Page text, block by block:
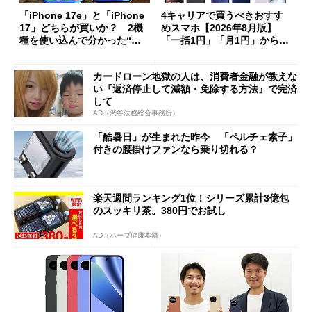
「iPhone 17e」と「iPhone
17」どちらが買いか？ 2機
種を使い込んで分かった“ス
4キャリアで買うべきおすす
めスマホ【2026年8月版】
「一括1円」「月1円」からお
カードローン地獄の人は、消費者金融が教えな
い『返済停止して減額・免除する方法』で完済
して
AD（渋谷法務総合事務所）
「酷暑日」が生まれた昨今 「ペルチェ素子」
付きの腰掛けファンなら乗り切れる？
楽天週間ランキング1位！シリーズ累計3億包
のスッキリ茶。380円でお試し
AD（ハーブ健康本舗）